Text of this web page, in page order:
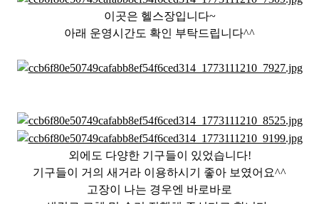
이곳은 헬스장입니다~
아래 운영시간도 확인 부탁드립니다^^
외에도 다양한 기구들이 있었습니다!
기구들이 거의 새거라 이용하시기 좋아 보였어요^^
고장이 나는 경우엔 바로바로